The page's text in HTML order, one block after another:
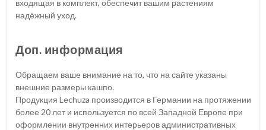
входящая в комплект, обеспечит вашим растениям
надёжный уход.
Доп. информация
Обращаем ваше внимание на то, что на сайте указаны
внешние размеры кашпо.
Продукция Lechuza производится в Германии на протяжении
более 20 лет и используется по всей Западной Европе при
оформлении внутренних интерьеров административных